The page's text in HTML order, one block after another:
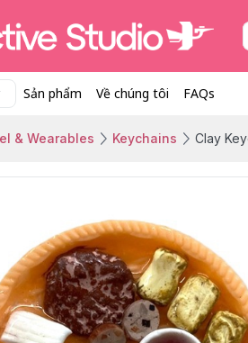
Sản phẩm Về chúng tôi FAQs
& Wearables Keychains Clay